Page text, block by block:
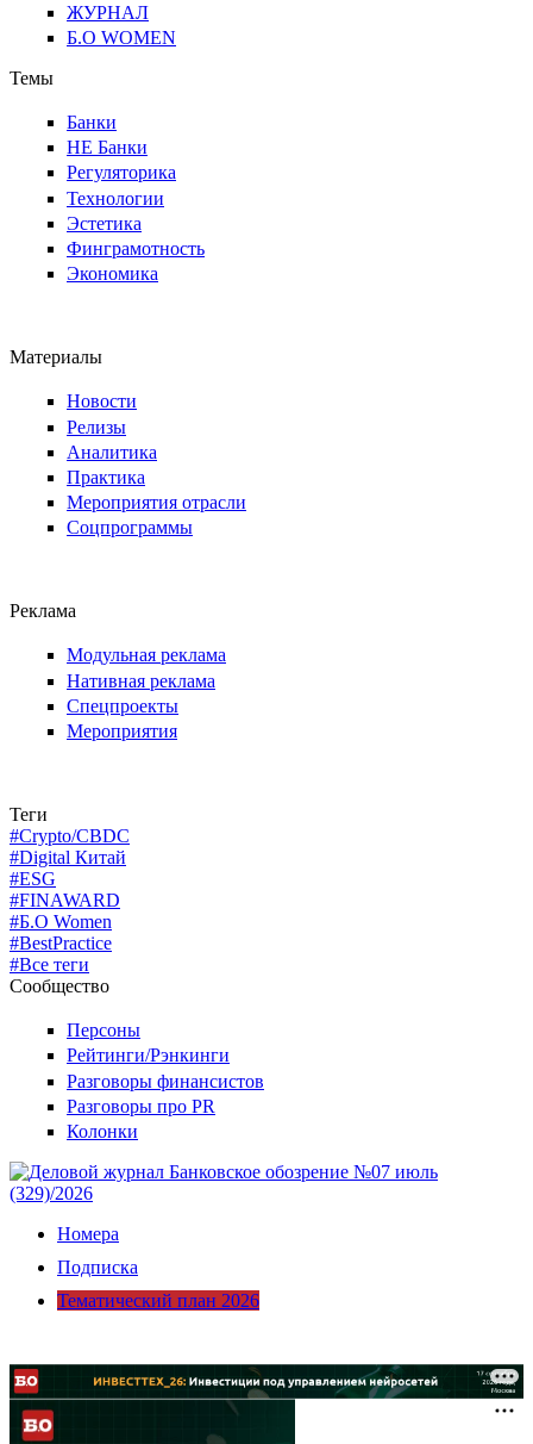
ЖУРНАЛ
Б.О WOMEN
Темы
Банки
НЕ Банки
Регуляторика
Технологии
Эстетика
Финграмотность
Экономика
Материалы
Новости
Релизы
Аналитика
Практика
Мероприятия отрасли
Соцпрограммы
Реклама
Модульная реклама
Нативная реклама
Спецпроекты
Мероприятия
Теги
#Crypto/CBDC
#Digital Китай
#ESG
#FINAWARD
#Б.О Women
#BestPractice
#Все теги
Сообщество
Персоны
Рейтинги/Рэнкинги
Разговоры финансистов
Разговоры про PR
Колонки
Номера
Подписка
Тематический план 2026